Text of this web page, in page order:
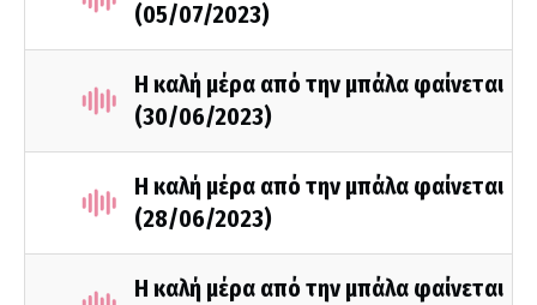
(05/07/2023)
Η καλή μέρα από την μπάλα φαίνεται
(30/06/2023)
Η καλή μέρα από την μπάλα φαίνεται
(28/06/2023)
Η καλή μέρα από την μπάλα φαίνεται